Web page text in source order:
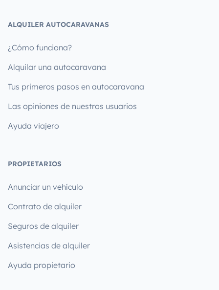
ALQUILER AUTOCARAVANAS
¿Cómo funciona?
Alquilar una autocaravana
Tus primeros pasos en autocaravana
Las opiniones de nuestros usuarios
Ayuda viajero
PROPIETARIOS
Anunciar un vehículo
Contrato de alquiler
Seguros de alquiler
Asistencias de alquiler
Ayuda propietario